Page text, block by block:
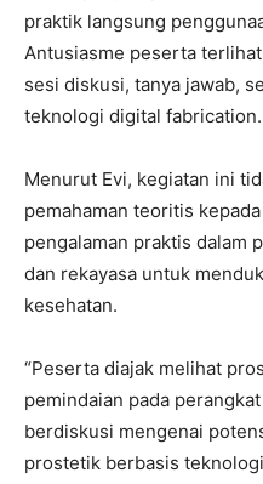
praktik langsung
Antusiasme peserta
sesi diskusi, tanya jawab,
teknologi digital fabrication.
Menurut Evi, kegiatan ini
pemahaman teoritis
pengalaman praktis dalam
dan rekayasa untuk
kesehatan.
“Peserta diajak melihat
pemindaian pada
berdiskusi mengenai
prostetik berbasis